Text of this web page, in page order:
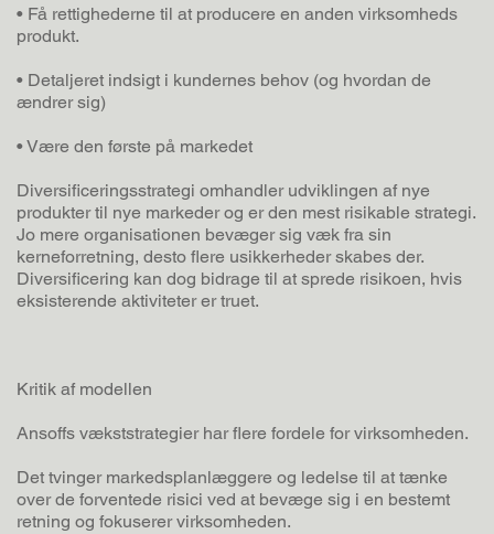
• Få rettighederne til at producere en anden virksomheds
produkt.
• Detaljeret indsigt i kundernes behov (og hvordan de
ændrer sig)
• Være den første på markedet
Diversificeringsstrategi omhandler udviklingen af nye
produkter til nye markeder og er den mest risikable strategi.
Jo mere organisationen bevæger sig væk fra sin
kerneforretning, desto flere usikkerheder skabes der.
Diversificering kan dog bidrage til at sprede risikoen, hvis
eksisterende aktiviteter er truet.
Kritik af modellen
Ansoffs vækststrategier har flere fordele for virksomheden.
Det tvinger markedsplanlæggere og ledelse til at tænke
over de forventede risici ved at bevæge sig i en bestemt
retning og fokuserer virksomheden.